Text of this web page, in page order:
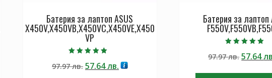
Батерия за лаптоп ASUS
X450V,X450VB,X450VC,X450VE,X450
VP
5.00
от 5
97.97лв. Original
57.64лв.Текущата
Батерия за лаптоп
5.00
от 5
97.97лв. Original
57.64